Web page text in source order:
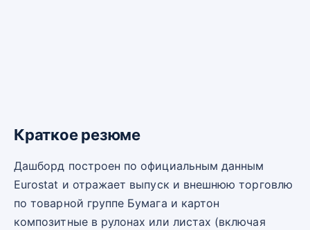
Краткое резюме
Дашборд построен по официальным данным
Eurostat и отражает выпуск и внешнюю торговлю
по товарной группе Бумага и картон
композитные в рулонах или листах (включая